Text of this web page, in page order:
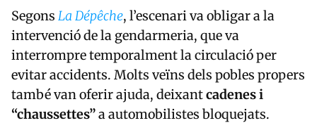
Segons La Dépêche, l’escenari va obligar a la
intervenció de la gendarmeria, que va
interrompre temporalment la circulació per
evitar accidents. Molts veïns dels pobles propers
també van oferir ajuda, deixantcadenes i
“chaussettes”a automobilistes bloquejats.